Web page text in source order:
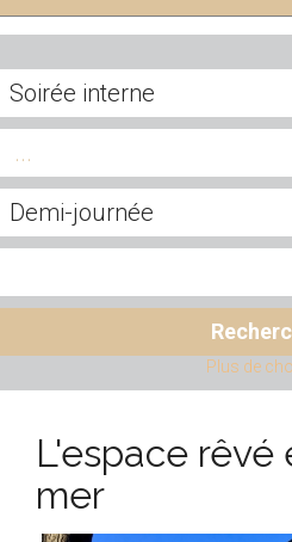
Plus de
L'espace rêvé
mer